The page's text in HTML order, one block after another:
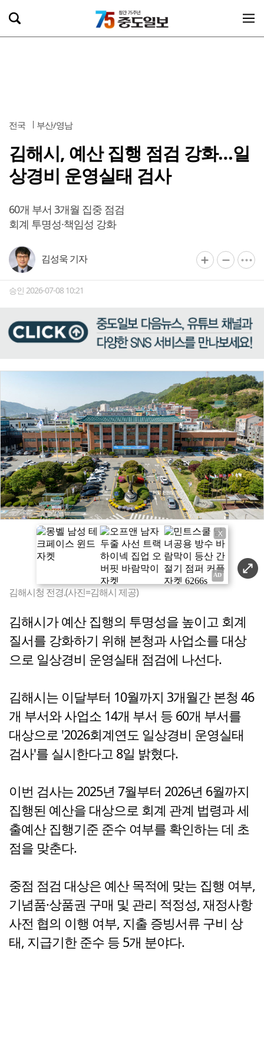
전국 부산/영남
김해시, 예산 집행 점검 강화…일
상경비 운영실태 검사
60개 부서 3개월 집중 점검
회계 투명성·책임성 강화
김성욱 기자
승인 2026-07-08 10:21
X
김해시청 전경.(사진=김해시 제공)
김해시가 예산 집행의 투명성을 높이고 회계
질서를 강화하기 위해 본청과 사업소를 대상
으로 일상경비 운영실태 점검에 나선다.
김해시는 이달부터 10월까지 3개월간 본청 46
개 부서와 사업소 14개 부서 등 60개 부서를
대상으로 '2026회계연도 일상경비 운영실태
검사'를 실시한다고 8일 밝혔다.
이번 검사는 2025년 7월부터 2026년 6월까지
집행된 예산을 대상으로 회계 관계 법령과 세
출예산 집행기준 준수 여부를 확인하는 데 초
점을 맞춘다.
중점 점검 대상은 예산 목적에 맞는 집행 여부,
기념품·상품권 구매 및 관리 적정성, 재정사항
사전 협의 이행 여부, 지출 증빙서류 구비 상
태, 지급기한 준수 등 5개 분야다.